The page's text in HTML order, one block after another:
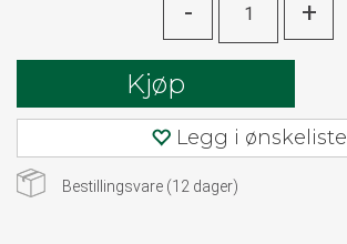
- +
Kjøp
Legg i ønskeliste
Bestillingsvare (12 dager)